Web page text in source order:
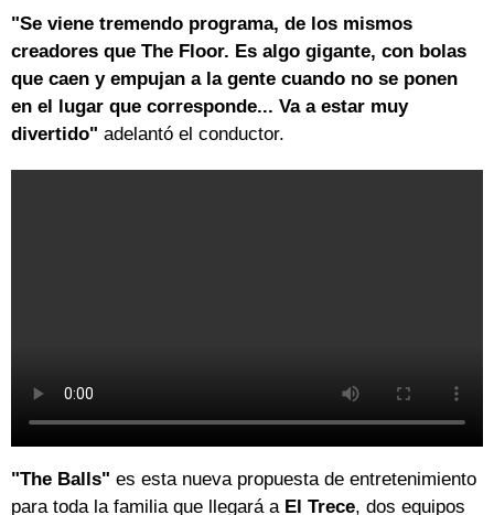
"Se viene tremendo programa, de los mismos
creadores que The Floor. Es algo gigante, con bolas
que caen y empujan a la gente cuando no se ponen
en el lugar que corresponde... Va a estar muy
divertido" adelantó el conductor.
"The Balls" es esta nueva propuesta de entretenimiento
para toda la familia que llegará a El Trece, dos equipos